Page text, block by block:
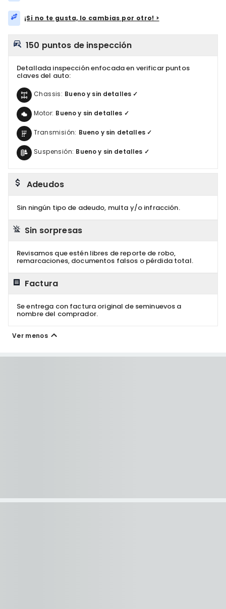
¡Si no te gusta, lo cambias por otro! >
150 puntos de inspección
Detallada inspección enfocada en verificar puntos
claves del auto:
Chassis: Bueno y sin detalles ✓
Motor: Bueno y sin detalles ✓
Transmisión: Bueno y sin detalles ✓
Suspensión: Bueno y sin detalles ✓
Adeudos
Sin ningún tipo de adeudo, multa y/o infracción.
Sin sorpresas
Revisamos que estén libres de reporte de robo,
remarcaciones, documentos falsos o pérdida total.
Factura
Se entrega con factura original de seminuevos a
nombre del comprador.
Ver menos